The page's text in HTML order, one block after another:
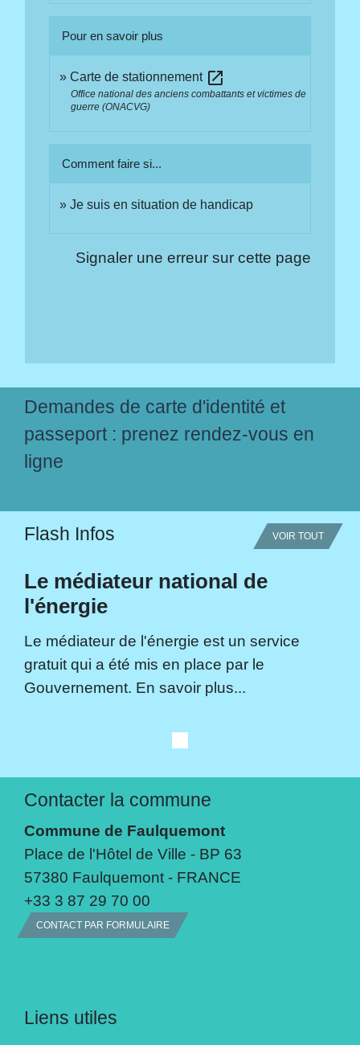
Pour en savoir plus
Carte de stationnement open_in_new
Office national des anciens combattants et victimes de
guerre (ONACVG)
Comment faire si...
Je suis en situation de handicap
Signaler une erreur sur cette page
Demandes de carte d'identité et
passeport : prenez rendez-vous en
ligne
Flash Infos VOIR TOUT
Le médiateur national de
l'énergie
Le médiateur de l'énergie est un service
gratuit qui a été mis en place par le
Gouvernement. En savoir plus...
Contacter la commune
Commune de Faulquemont
Place de l'Hôtel de Ville - BP 63
57380 Faulquemont - FRANCE
+33 3 87 29 70 00
CONTACT PAR FORMULAIRE
Liens utiles